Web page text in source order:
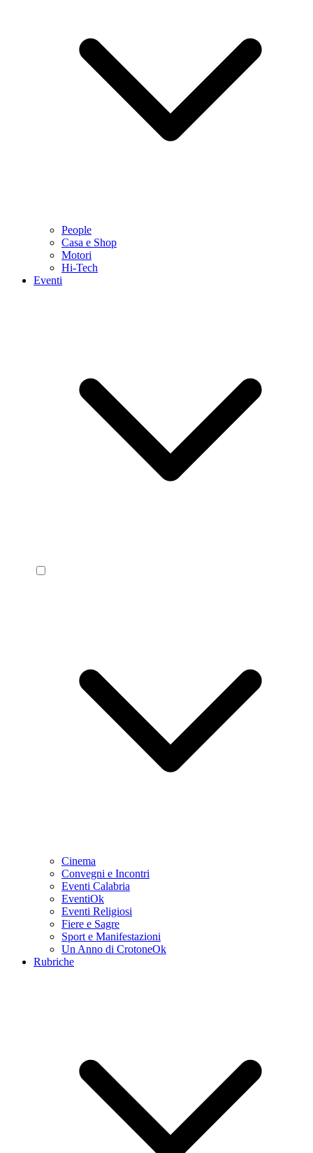
People
Casa e Shop
Motori
Hi-Tech
Eventi
Cinema
Convegni e Incontri
Eventi Calabria
EventiOk
Eventi Religiosi
Fiere e Sagre
Sport e Manifestazioni
Un Anno di CrotoneOk
Rubriche